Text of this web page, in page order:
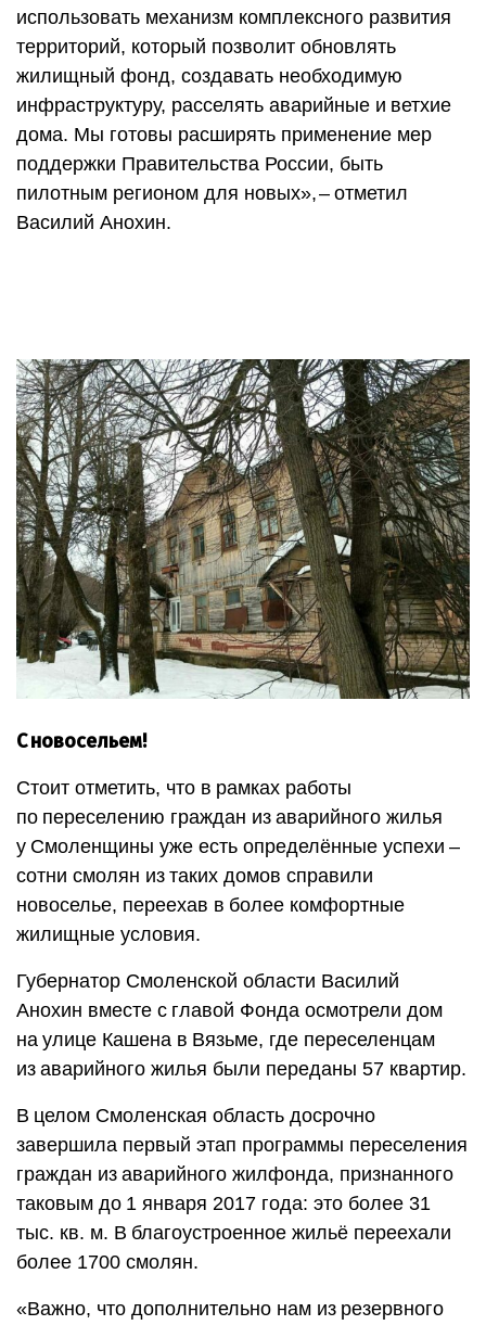
использовать механизм комплексного развития
территорий, который позволит обновлять
жилищный фонд, создавать необходимую
инфраструктуру, расселять аварийные и ветхие
дома. Мы готовы расширять применение мер
поддержки Правительства России, быть
пилотным регионом для новых», – ​отметил
Василий Анохин.
С новосельем!
Стоит отметить, что в рамках работы
по переселению граждан из аварийного жилья
у Смоленщины уже есть определённые успехи – ​
сотни смолян из таких домов справили
новоселье, переехав в более комфортные
жилищные условия.
Губернатор Смоленской области Василий
Анохин вместе с главой Фонда осмотрели дом
на улице Кашена в Вязьме, где переселенцам
из аварийного жилья были переданы 57 квартир.
В целом Смоленская область досрочно
завершила первый этап программы переселения
граждан из аварийного жилфонда, признанного
таковым до 1 января 2017 года: это более 31
тыс. кв. м. В благоустроенное жильё переехали
более 1700 смолян.
«Важно, что дополнительно нам из резервного